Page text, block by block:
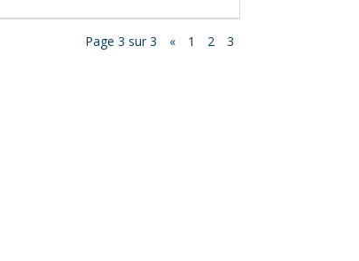
Page 3 sur 3 « 1 2 3